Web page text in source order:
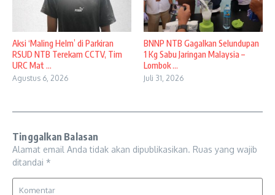
Aksi ‘Maling Helm’ di Parkiran
RSUD NTB Terekam CCTV, Tim
URC Mat ...
Agustus 6, 2026
BNNP NTB Gagalkan Selundupan
1 Kg Sabu Jaringan Malaysia –
Lombok ...
Juli 31, 2026
Tinggalkan Balasan
Alamat email Anda tidak akan dipublikasikan. Ruas yang wajib
ditandai *